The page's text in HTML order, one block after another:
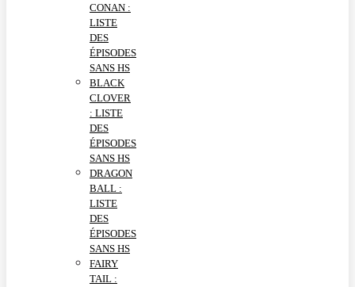
CONAN :
LISTE
DES
ÉPISODES
SANS HS
BLACK
CLOVER
: LISTE
DES
ÉPISODES
SANS HS
DRAGON
BALL :
LISTE
DES
ÉPISODES
SANS HS
FAIRY
TAIL :